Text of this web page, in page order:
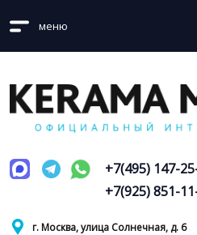
меню
г. Москва, улица Солнечная, д. 6
+7(495) 147-
+7(925) 851-